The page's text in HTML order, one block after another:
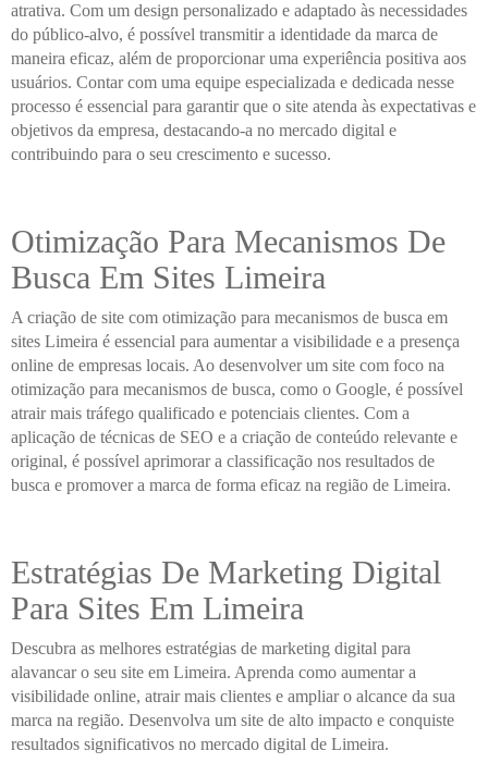
atrativa. Com um design personalizado e adaptado às necessidades
do público-alvo, é possível transmitir a identidade da marca de
maneira eficaz, além de proporcionar uma experiência positiva aos
usuários. Contar com uma equipe especializada e dedicada nesse
processo é essencial para garantir que o site atenda às expectativas e
objetivos da empresa, destacando-a no mercado digital e
contribuindo para o seu crescimento e sucesso.
Otimização Para Mecanismos De
Busca Em Sites Limeira
A criação de site com otimização para mecanismos de busca em
sites Limeira é essencial para aumentar a visibilidade e a presença
online de empresas locais. Ao desenvolver um site com foco na
otimização para mecanismos de busca, como o Google, é possível
atrair mais tráfego qualificado e potenciais clientes. Com a
aplicação de técnicas de SEO e a criação de conteúdo relevante e
original, é possível aprimorar a classificação nos resultados de
busca e promover a marca de forma eficaz na região de Limeira.
Estratégias De Marketing Digital
Para Sites Em Limeira
Descubra as melhores estratégias de marketing digital para
alavancar o seu site em Limeira. Aprenda como aumentar a
visibilidade online, atrair mais clientes e ampliar o alcance da sua
marca na região. Desenvolva um site de alto impacto e conquiste
resultados significativos no mercado digital de Limeira.